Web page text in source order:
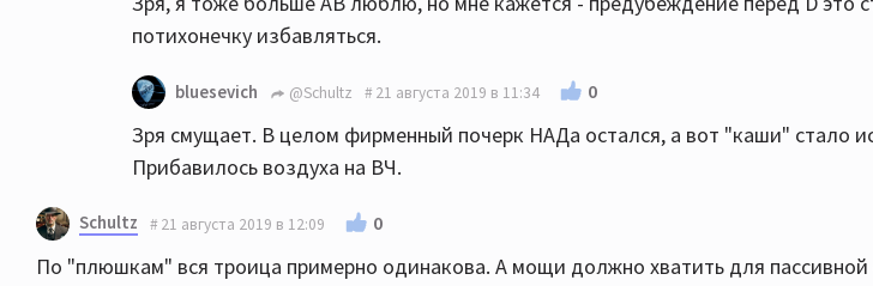
потихонечку избавляться.
bluesevich @Schultz 21 августа 2019 в 11:34 0
Зря смущает. В целом фирменный почерк НАДа остался, а вот "каши" стало
Прибавилось воздуха на ВЧ.
Schultz 21 августа 2019 в 12:09 0
По "плюшкам" вся троица примерно одинакова. А мощи должно хватить для